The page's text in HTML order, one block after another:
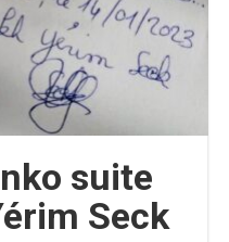
suite
Seck